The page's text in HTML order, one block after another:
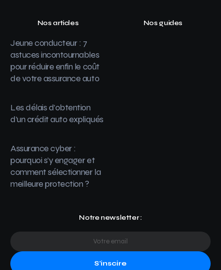
Nos articles
Jeune conducteur : 7
astuces incontournables
pour réduire enfin le coût
de votre assurance auto
Les délais d’obtention
d’un crédit auto expliqués
Assurance cyber :
pourquoi s’y engager et
comment sélectionner la
meilleure protection ?
Nos guides
Notre newsletter :
S'inscire